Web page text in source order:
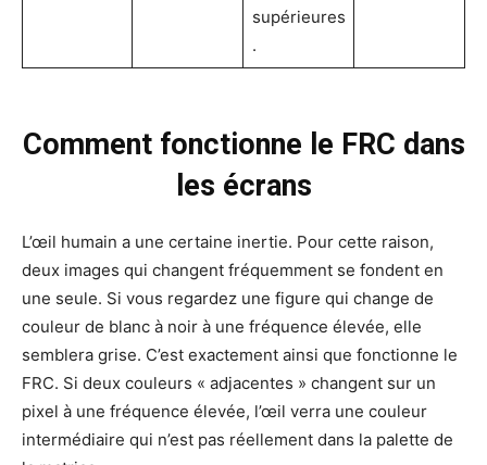
supérieures
.
Comment fonctionne le FRC dans
les écrans
L’œil humain a une certaine inertie. Pour cette raison,
deux images qui changent fréquemment se fondent en
une seule. Si vous regardez une figure qui change de
couleur de blanc à noir à une fréquence élevée, elle
semblera grise. C’est exactement ainsi que fonctionne le
FRC. Si deux couleurs « adjacentes » changent sur un
pixel à une fréquence élevée, l’œil verra une couleur
intermédiaire qui n’est pas réellement dans la palette de